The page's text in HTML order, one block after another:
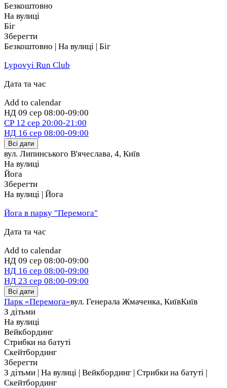
”Пузокерлінг”, ❄️”Бандерівська рулетка”,
“Перегони на льодяних серфах”,
Пішохідний квестмаршрут у смартфоні «Як козаки лід
рубали» від FreeGenGO
Вхід на територію безкоштовний.
На локації Ікспарку розташовані декілька обладнаних і
безпечних ополонок, чергуватимуть рятувальники.
Всі охочі зможуть зануритися, скористатися
переодягальнями, набрати освяченої води, зігрітися
гарячими напоями та у громадських лазнях.
Безкоштовно
На вулиці
Біг
Зберегти
Безкоштовно | На вулиці | Біг
Lypovyi Run Club
Дата та час
Add to calendar
НД 09 сер 08:00-09:00
СР 12 сер 20:00-21:00
НД 16 сер 08:00-09:00
Всі дати
вул. Липинського В'ячеслава, 4, Київ
На вулиці
Йога
Зберегти
На вулиці | Йога
Йога в парку "Перемога"
Дата та час
Add to calendar
НД 09 сер 08:00-09:00
НД 16 сер 08:00-09:00
НД 23 сер 08:00-09:00
Всі дати
Парк «Перемога»вул. Генерала Жмаченка, КиївКиїв
З дітьми
На вулиці
Вейкбординг
Стрибки на батуті
Скейтбординг
Зберегти
З дітьми | На вулиці | Вейкбординг | Стрибки на батуті |
Скейтбординг